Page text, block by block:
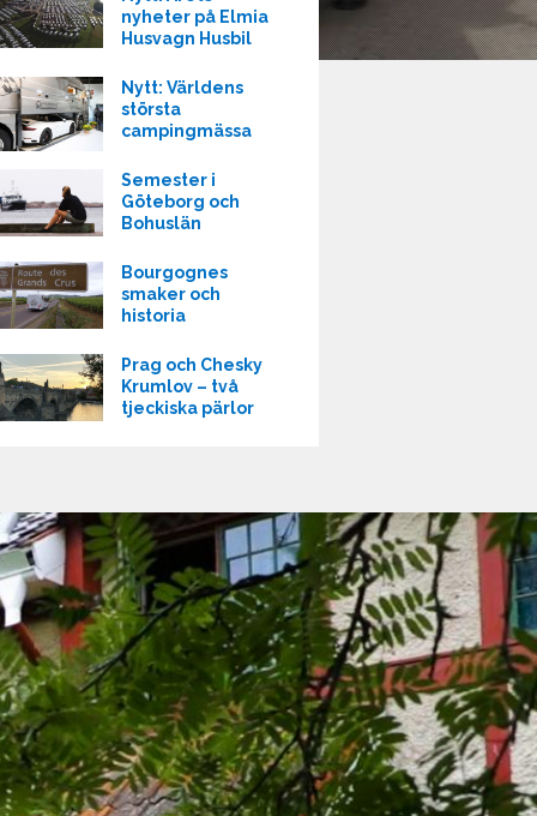
nyheter på Elmia
Husvagn Husbil
Nytt: Världens
största
campingmässa
Semester i
Göteborg och
Bohuslän
Bourgognes
smaker och
historia
Prag och Chesky
Krumlov – två
tjeckiska pärlor